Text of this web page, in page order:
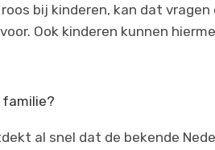
bij kinderen, kan dat
Ook kinderen kunnen
familie?
al snel dat de bekende